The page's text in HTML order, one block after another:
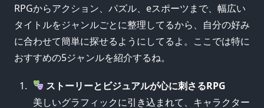
RPGからアクション、パズル、eスポーツまで、幅広い
タイトルをジャンルごとに整理してるから、自分の好み
に合わせて簡単に探せるようにしてるよ。ここでは特に
おすすめの5ジャンルを紹介するね。
ストーリーとビジュアルが心に刺さるRPG
美しいグラフィックに引き込まれて、キャラクター